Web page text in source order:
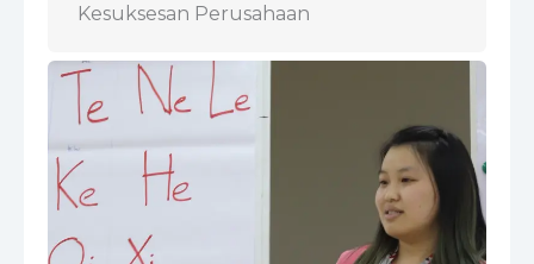
Kesuksesan Perusahaan